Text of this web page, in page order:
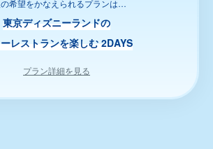
希望をかなえられるプランは…
東京ディズニーランドの
レストランを楽しむ 2DAYS
プラン詳細を見る